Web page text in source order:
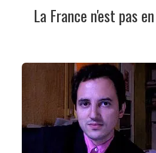
La France n'est pas